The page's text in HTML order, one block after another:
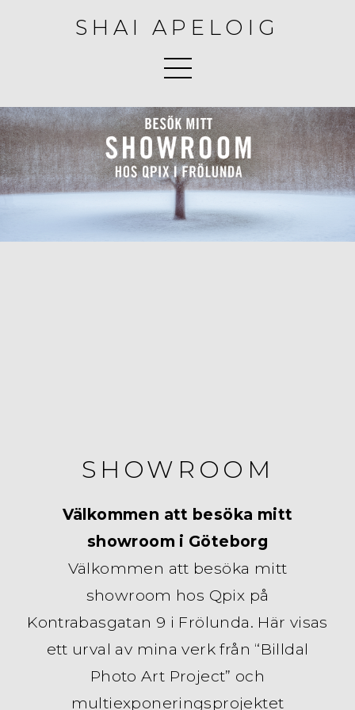
SHAI APELOIG
SHOWROOM
Välkommen att besöka mitt
showroom i Göteborg
Välkommen att besöka mitt
showroom hos Qpix på
Kontrabasgatan 9 i Frölunda. Här visas
ett urval av mina verk från “Billdal
Photo Art Project” och
multiexponeringsprojektet